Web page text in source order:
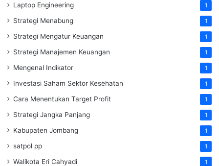
Laptop Engineering 1
Strategi Menabung 1
Strategi Mengatur Keuangan 1
Strategi Manajemen Keuangan 1
Mengenal Indikator 1
Investasi Saham Sektor Kesehatan 1
Cara Menentukan Target Profit 1
Strategi Jangka Panjang 1
Kabupaten Jombang 1
satpol pp 1
Walikota Eri Cahyadi 1